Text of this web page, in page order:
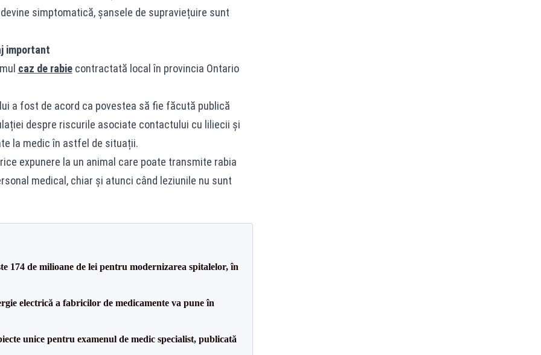
simptomatică, șansele de supraviețuire sunt
important
caz de rabiecontractată local în provincia Ontario
a fost de acord ca povestea să fie făcută publică
despre riscurile asociate contactului cu liliecii și
la medic în astfel de situații.
expunere la un animal care poate transmite rabia
medical, chiar și atunci când leziunile nu sunt
174 de milioane de lei pentru modernizarea spitalelor, în
electrică a fabricilor de medicamente va pune în
unice pentru examenul de medic specialist, publicată